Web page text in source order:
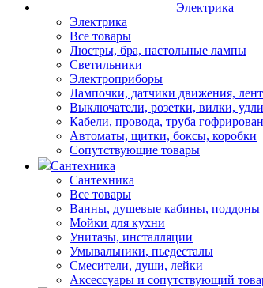
Электрика
Электрика
Все товары
Люстры, бра, настольные лампы
Светильники
Электроприборы
Лампочки, датчики движения,
Выключатели, розетки, вилки,
Кабели, провода, труба
Автоматы, щитки, боксы, коробки
Сопутствующие товары
Сантехника
Сантехника
Все товары
Ванны, душевые кабины, поддоны
Мойки для кухни
Унитазы, инсталляции
Умывальники, пьедесталы
Смесители, души, лейки
Аксессуары и сопутствующий